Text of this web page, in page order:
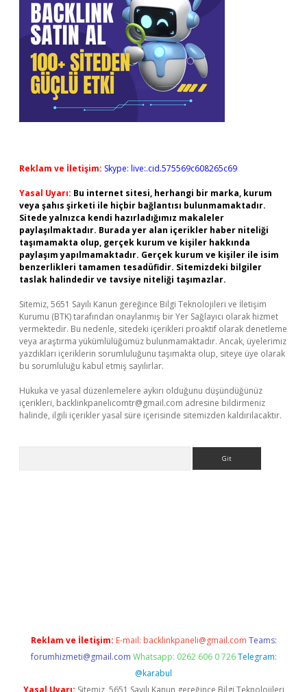
Reklam ve İletişim: Skype: live:.cid.575569c608265c69
Yasal Uyarı: Bu internet sitesi, herhangi bir marka, kurum
veya şahıs şirketi ile hiçbir bağlantısı bulunmamaktadır.
Sitede yalnızca kendi hazırladığımız makaleler
paylaşılmaktadır. Burada yer alan içerikler haber niteliği
taşımamakta olup, gerçek kurum ve kişiler hakkında
paylaşım yapılmamaktadır. Gerçek kurum ve kişiler ile isim
benzerlikleri tamamen tesadüfidir. Sitemizdeki bilgiler
taslak halindedir ve tavsiye niteliği taşımazlar.
Sitemiz, 5651 Sayılı Kanun gereğince Bilgi Teknolojileri ve İletişim
Kurumu (BTK) tarafından onaylanmış bir Yer Sağlayıcı olarak hizmet
vermektedir. Bu nedenle, sitedeki içerikleri proaktif olarak denetleme
veya araştırma yükümlülüğümüz bulunmamaktadır. Ancak, üyelerimiz
yazdıkları içeriklerin sorumluluğunu taşımakta olup, siteye üye olarak
bu sorumluluğu kabul etmiş sayılırlar.
Hukuka ve yasal düzenlemelere aykırı olduğunu düşündüğünüz
içerikleri, backlinkpanelicomtr@gmail.com adresine bildirmeniz
halinde, ilgili içerikler yasal süre içerisinde sitemizden kaldırılacaktır.
Reklam ve İletişim: E-mail: backlinkpaneli@gmail.com Teams:
forumhizmeti@gmail.com Whatsapp: 0262 606 0 726 Telegram:
@karabul
Yasal Uyarı: Sitemiz, 5651 Sayılı Kanun gereğince Bilgi Teknolojileri